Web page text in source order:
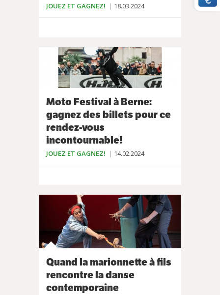
JOUEZ ET GAGNEZ! 18.03.2024
Moto Festival à Berne:
gagnez des billets pour ce
rendez-vous
incontournable!
JOUEZ ET GAGNEZ! 14.02.2024
Quand la marionnette à fils
rencontre la danse
contemporaine